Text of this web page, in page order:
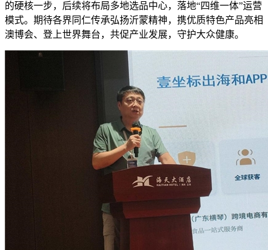
的硬核一步，后续将布局多地选品中心，落地“四维一体”运营
模式。期待各界同仁传承弘扬沂蒙精神，携优质特色产品亮相
澳博会、登上世界舞台，共促产业发展，守护大众健康。